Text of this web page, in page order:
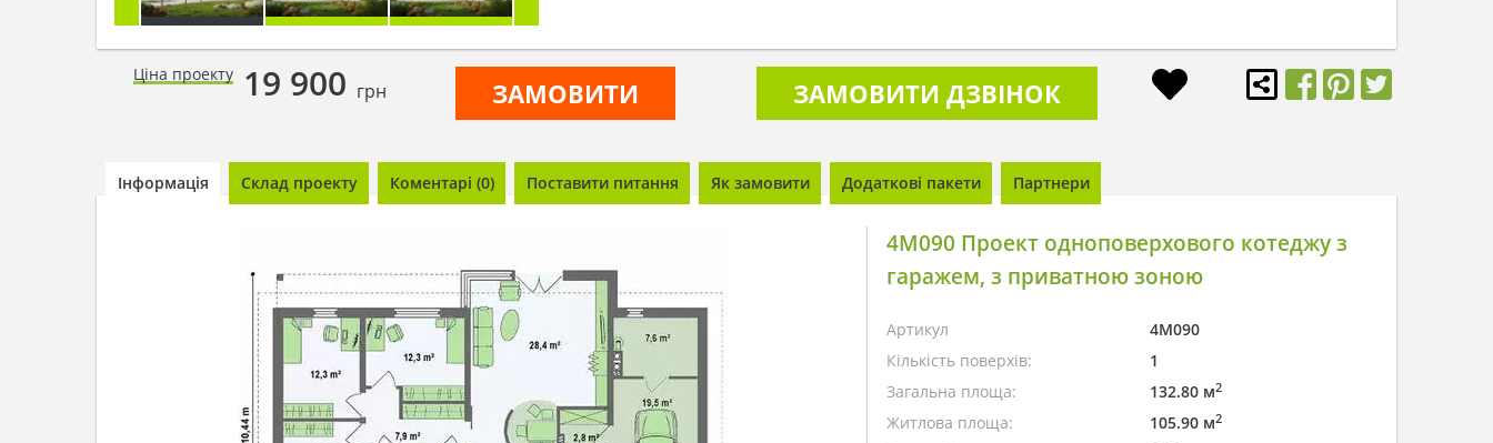
Ціна проекту 19 900 грн ЗАМОВИТИ ЗАМОВИТИ ДЗВІНОК
Інформація Склад проекту Коментарі (0) Поставити питання Як замовити Додаткові пакети Партнери
4M090 Проект одноповерхового котеджу з
гаражем, з приватною зоною
Артикул
4M090
Кількість поверхів:
1
Загальна площа:
132.80 м2
Житлова площа: 105.90 м2